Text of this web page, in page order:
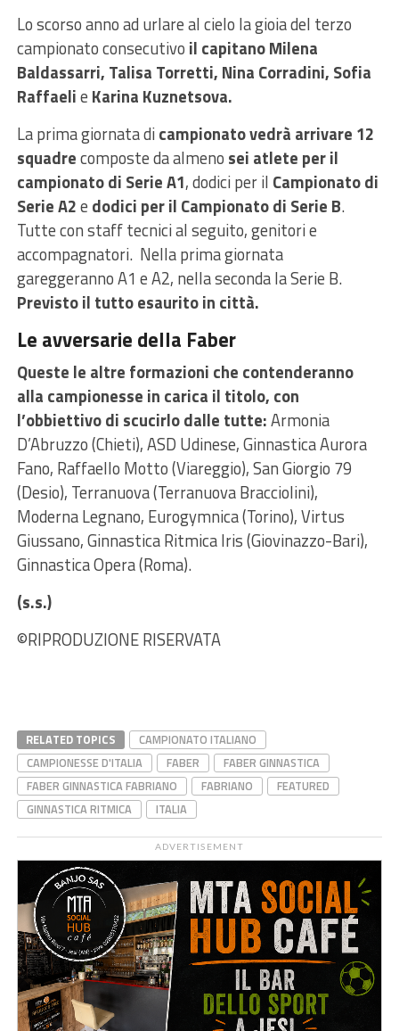
Lo scorso anno ad urlare al cielo la gioia del terzo
campionato consecutivo il capitano Milena
Baldassarri, Talisa Torretti, Nina Corradini, Sofia
Raffaelie Karina Kuznetsova.
La prima giornata dicampionato vedrà arrivare 12
squadrecomposte da almeno sei atlete per il
campionato di Serie A1, dodici per il Campionato di
Serie A2e dodici per il Campionato di Serie B.
Tutte con staff tecnici al seguito, genitori e
accompagnatori. Nella prima giornata
gareggeranno A1 e A2, nella seconda la Serie B.
Previsto il tutto esaurito in città.
Le avversarie della Faber
Queste le altre formazioni che contenderanno
alla campionesse in carica il titolo, con
l’obbiettivo di scucirlo dalle tutte:Armonia
D’Abruzzo (Chieti), ASD Udinese, Ginnastica Aurora
Fano, Raffaello Motto (Viareggio), San Giorgio 79
(Desio), Terranuova (Terranuova Bracciolini),
Moderna Legnano, Eurogymnica (Torino), Virtus
Giussano, Ginnastica Ritmica Iris (Giovinazzo-Bari),
Ginnastica Opera (Roma).
(s.s.)
©RIPRODUZIONE RISERVATA
RELATED TOPICS
CAMPIONATO ITALIANO
CAMPIONESSE D'ITALIA
FABER
FABER GINNASTICA
FABER GINNASTICA FABRIANO
FABRIANO
FEATURED
GINNASTICA RITMICA
ITALIA
ADVERTISEMENT